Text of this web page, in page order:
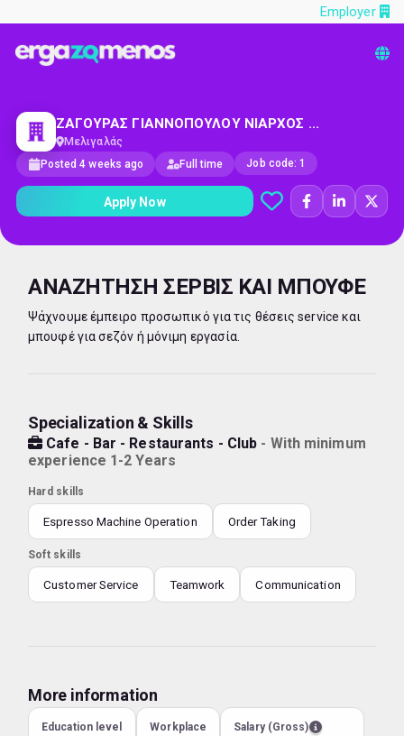
Employer
ΖΑΓΟΥΡΑΣ ΓΙΑΝΝΟΠΟΥΛΟΥ ΝΙΑΡΧΟΣ ...
Μελιγαλάς
Posted 4 weeks ago Full time Job code: 1
Apply Now
ΑΝΑΖΗΤΗΣΗ ΣΕΡΒΙΣ ΚΑΙ ΜΠΟΥΦΕ
Ψάχνουμε έμπειρο προσωπικό για τις θέσεις service και
μπουφέ για σεζόν ή μόνιμη εργασία.
Specialization & Skills
Cafe - Bar - Restaurants - Club - With minimum
experience 1-2 Years
Hard skills
Espresso Machine Operation Order Taking
Soft skills
Customer Service Teamwork Communication
More information
Education level Workplace Salary (Gross)